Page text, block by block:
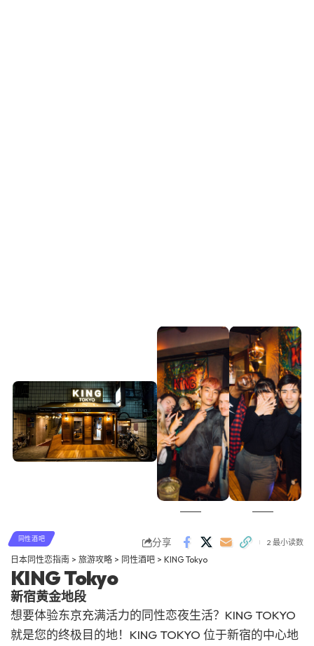
同性酒吧 分享 2 最小读数
日本同性恋指南 > 旅游攻略 > 同性酒吧 > KING Tokyo
KING Tokyo
新宿黄金地段
想要体验东京充满活力的同性恋夜生活？KING TOKYO
就是您的终极目的地！KING TOKYO 位于新宿的中心地